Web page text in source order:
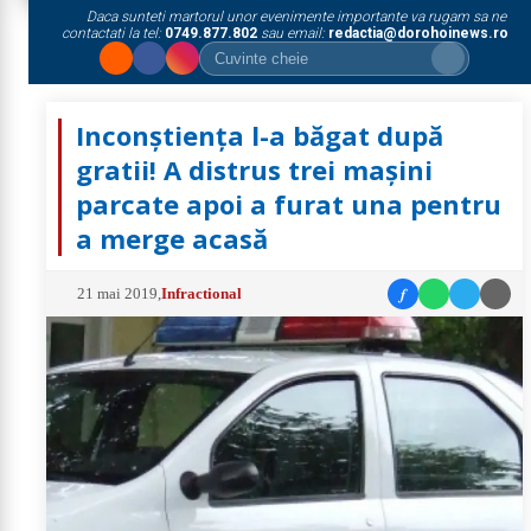
Daca sunteti martorul unor evenimente importante va rugam sa ne
contactati la tel: 0749.877.802sau email: redactia@dorohoinews.ro
Inconștiența l-a băgat după
gratii! A distrus trei mașini
parcate apoi a furat una pentru
a merge acasă
21 mai 2019 ,Infractional f